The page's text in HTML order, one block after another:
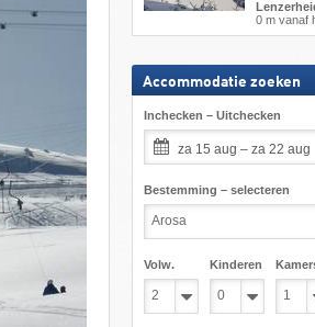
0 m vanaf
Accommodatie zoeken
Inchecken – Uitchecken
za 15 aug – za 22 aug
Bestemming – selecteren
Volw. Kinderen